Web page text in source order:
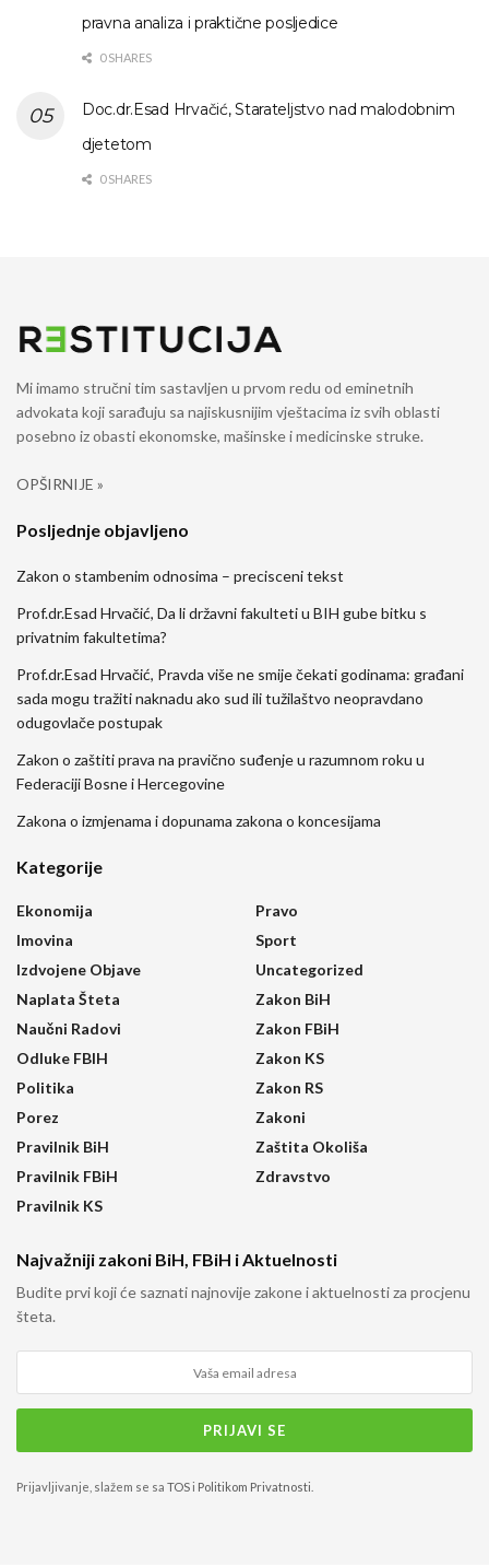
pravna analiza i praktične posljedice
0 SHARES
Doc.dr.Esad Hrvačić, Starateljstvo nad malodobnim
djetetom
0 SHARES
Mi imamo stručni tim sastavljen u prvom redu od eminetnih
advokata koji sarađuju sa najiskusnijim vještacima iz svih oblasti
posebno iz obasti ekonomske, mašinske i medicinske struke.
OPŠIRNIJE »
Posljednje objavljeno
Zakon o stambenim odnosima – precisceni tekst
Prof.dr.Esad Hrvačić, Da li državni fakulteti u BIH gube bitku s
privatnim fakultetima?
Prof.dr.Esad Hrvačić, Pravda više ne smije čekati godinama: građani
sada mogu tražiti naknadu ako sud ili tužilaštvo neopravdano
odugovlače postupak
Zakon o zaštiti prava na pravično suđenje u razumnom roku u
Federaciji Bosne i Hercegovine
Zakona o izmjenama i dopunama zakona o koncesijama
Kategorije
Ekonomija
Imovina
Izdvojene Objave
Naplata Šteta
Naučni Radovi
Odluke FBIH
Politika
Porez
Pravilnik BiH
Pravilnik FBiH
Pravilnik KS
Pravo
Sport
Uncategorized
Zakon BiH
Zakon FBiH
Zakon KS
Zakon RS
Zakoni
Zaštita Okoliša
Zdravstvo
Najvažniji zakoni BiH, FBiH i Aktuelnosti
Budite prvi koji će saznati najnovije zakone i aktuelnosti za procjenu
šteta.
Prijavljivanje, slažem se sa TOSi Politikom Privatnosti